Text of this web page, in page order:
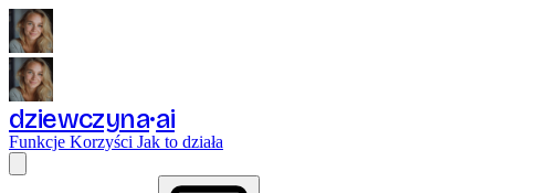
dziewczyna ai
Funkcje Korzyści Jak to działa